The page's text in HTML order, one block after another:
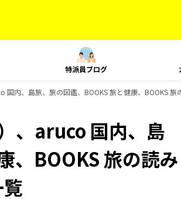
特派員ブログ
国内、島旅、旅の図鑑、BOOKS 旅と健康、BOOKS
、aruco 国内、島
、BOOKS 旅の読み